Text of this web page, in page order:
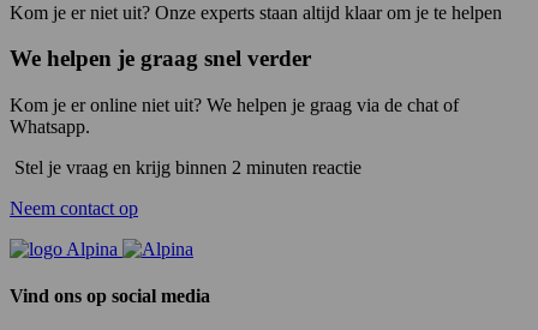
Kom je er niet uit? Onze experts staan altijd klaar om je te helpen
We helpen je graag snel verder
Kom je er online niet uit? We helpen je graag via de chat of
Whatsapp.
Stel je vraag en krijg binnen 2 minuten reactie
Neem contact op
Vind ons op social media